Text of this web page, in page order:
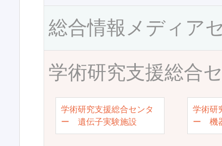
総合情報メディア
学術研究支援総合
学術研究支援総合センタ
ー 遺伝子実験施設
学術研
ー 機